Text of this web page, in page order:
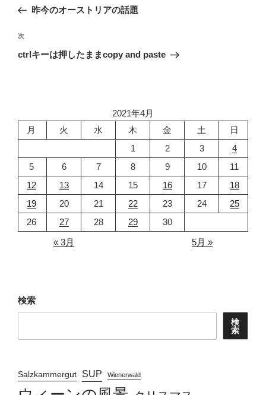
ナ
ビ
ゲ
ン
の
稿
昨今のオーストリアの話題
次
の
次
ctrlキーは押したままcopy and paste
2021年4月
月
火 水 木 金 土
日
1
2 3
4
5
6 7 8 9 10
11
12
13 14 15 16 17
18
19
20 21 22 23 24
25
26
27 28 29
30
« 3月
5月 »
検索
検
索
Salzkammergut SUP Wienerwald